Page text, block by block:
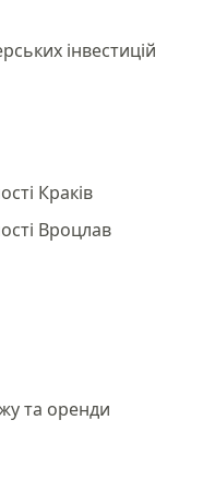
інвестицій
Краків
Вроцлав
та оренди